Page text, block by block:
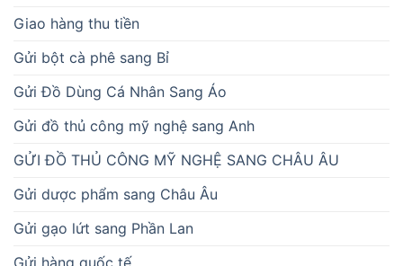
Giao hàng thu tiền
Gửi bột cà phê sang Bỉ
Gửi Đồ Dùng Cá Nhân Sang Áo
Gửi đồ thủ công mỹ nghệ sang Anh
GỬI ĐỒ THỦ CÔNG MỸ NGHỆ SANG CHÂU ÂU
Gửi dược phẩm sang Châu Âu
Gửi gạo lứt sang Phần Lan